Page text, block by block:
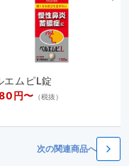
エムピL錠
円〜 （税抜）
次の関連商品へ